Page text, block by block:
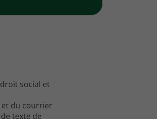
social et
et du courrier
texte de